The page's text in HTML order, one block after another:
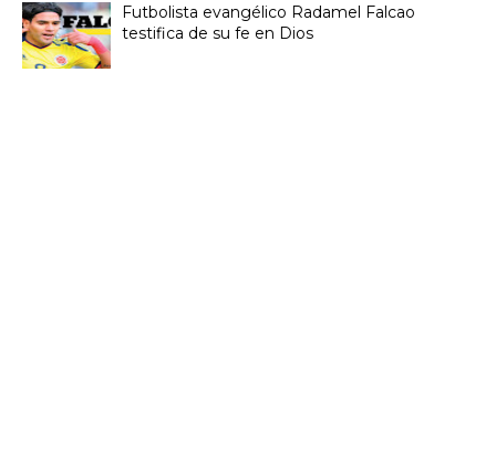
Futbolista evangélico Radamel Falcao
testifica de su fe en Dios